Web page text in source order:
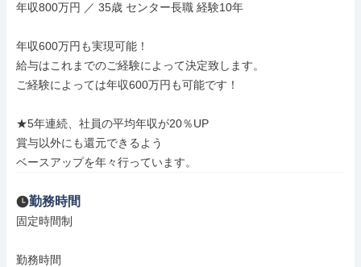
年収800万円 ／ 35歳 センター長職 経験10年
年収600万円も実現可能！
給与はこれまでのご経験によって決定致します。
ご経験によっては年収600万円も可能です！
★5年連続、社員の平均年収が20％UP
賞与以外にも還元できるよう
ベースアップを年々行っています。
勤務時間
固定時間制
勤務時間